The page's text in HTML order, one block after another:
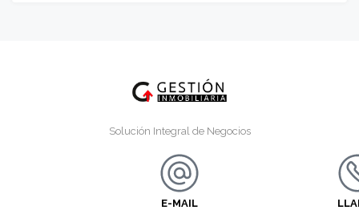
Solución Integral de Negocios
E-MAIL